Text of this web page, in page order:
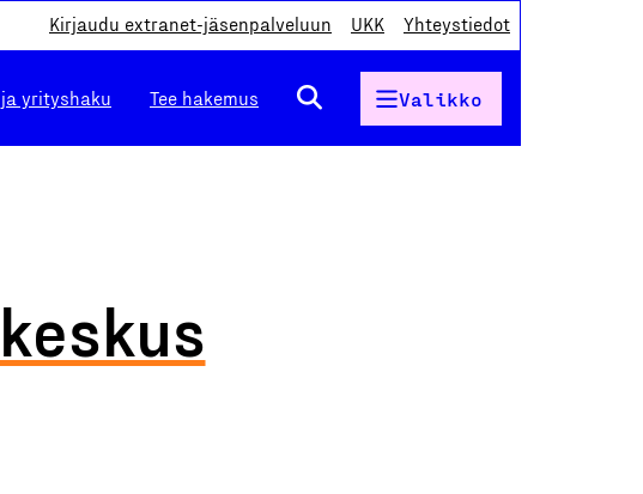
Kirjaudu extranet-jäsenpalveluun UKK Yhteystiedot
yrityshaku Tee hakemus Valikko